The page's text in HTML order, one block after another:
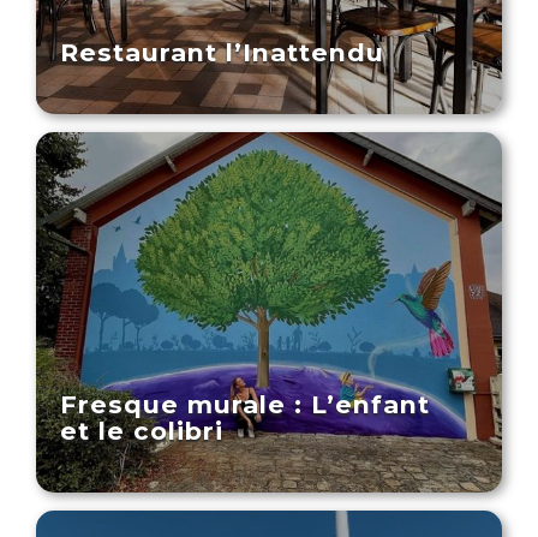
Restaurant l’Inattendu
Fresque murale : L’enfant
et le colibri